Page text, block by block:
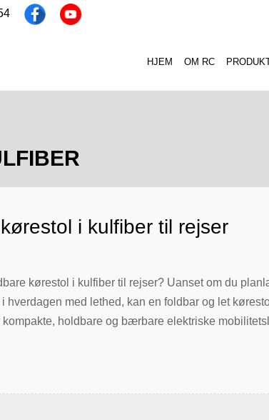
HJEM OM RC
i kulfiber til rejser
kørestol i kulfiber til rejser? Uanset om du
hverdagen med lethed, kan en foldbar og let
holdbare og bærbare elektriske